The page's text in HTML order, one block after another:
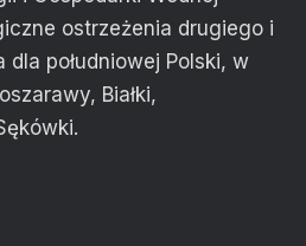
ostrzeżenia drugiego i
południowej Polski, w
Białki,